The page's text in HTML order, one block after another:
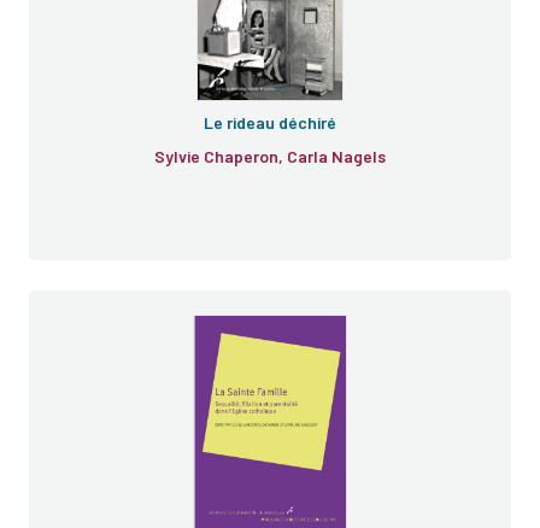
Le rideau déchiré
Sylvie Chaperon, Carla Nagels